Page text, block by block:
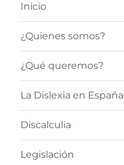
Inicio
¿Quienes somos?
¿Qué queremos?
La Dislexia en España
Discalculia
Legislación